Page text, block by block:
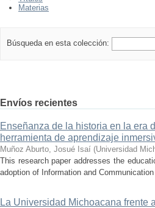
Materias
Búsqueda en esta colección:
Envíos recientes
Enseñanza de la historia en la era
herramienta de aprendizaje
Muñoz Aburto, Josué Isaí (Universidad
This research paper addresses the
adoption of Information and
La Universidad Michoacana frente